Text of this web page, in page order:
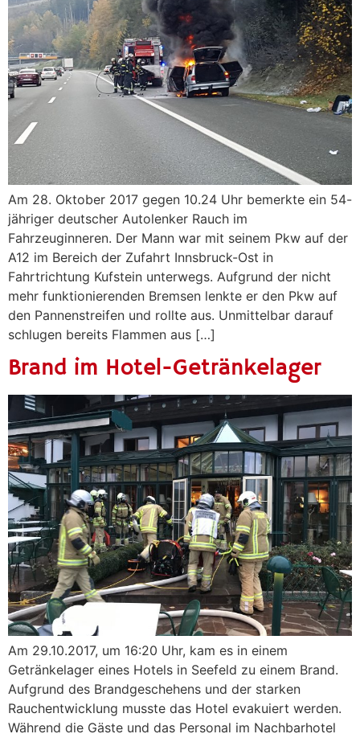
Am 28. Oktober 2017 gegen 10.24 Uhr bemerkte ein 54-
jähriger deutscher Autolenker Rauch im
Fahrzeuginneren. Der Mann war mit seinem Pkw auf der
A12 im Bereich der Zufahrt Innsbruck-Ost in
Fahrtrichtung Kufstein unterwegs. Aufgrund der nicht
mehr funktionierenden Bremsen lenkte er den Pkw auf
den Pannenstreifen und rollte aus. Unmittelbar darauf
schlugen bereits Flammen aus […]
Brand im Hotel-Getränkelager
Am 29.10.2017, um 16:20 Uhr, kam es in einem
Getränkelager eines Hotels in Seefeld zu einem Brand.
Aufgrund des Brandgeschehens und der starken
Rauchentwicklung musste das Hotel evakuiert werden.
Während die Gäste und das Personal im Nachbarhotel